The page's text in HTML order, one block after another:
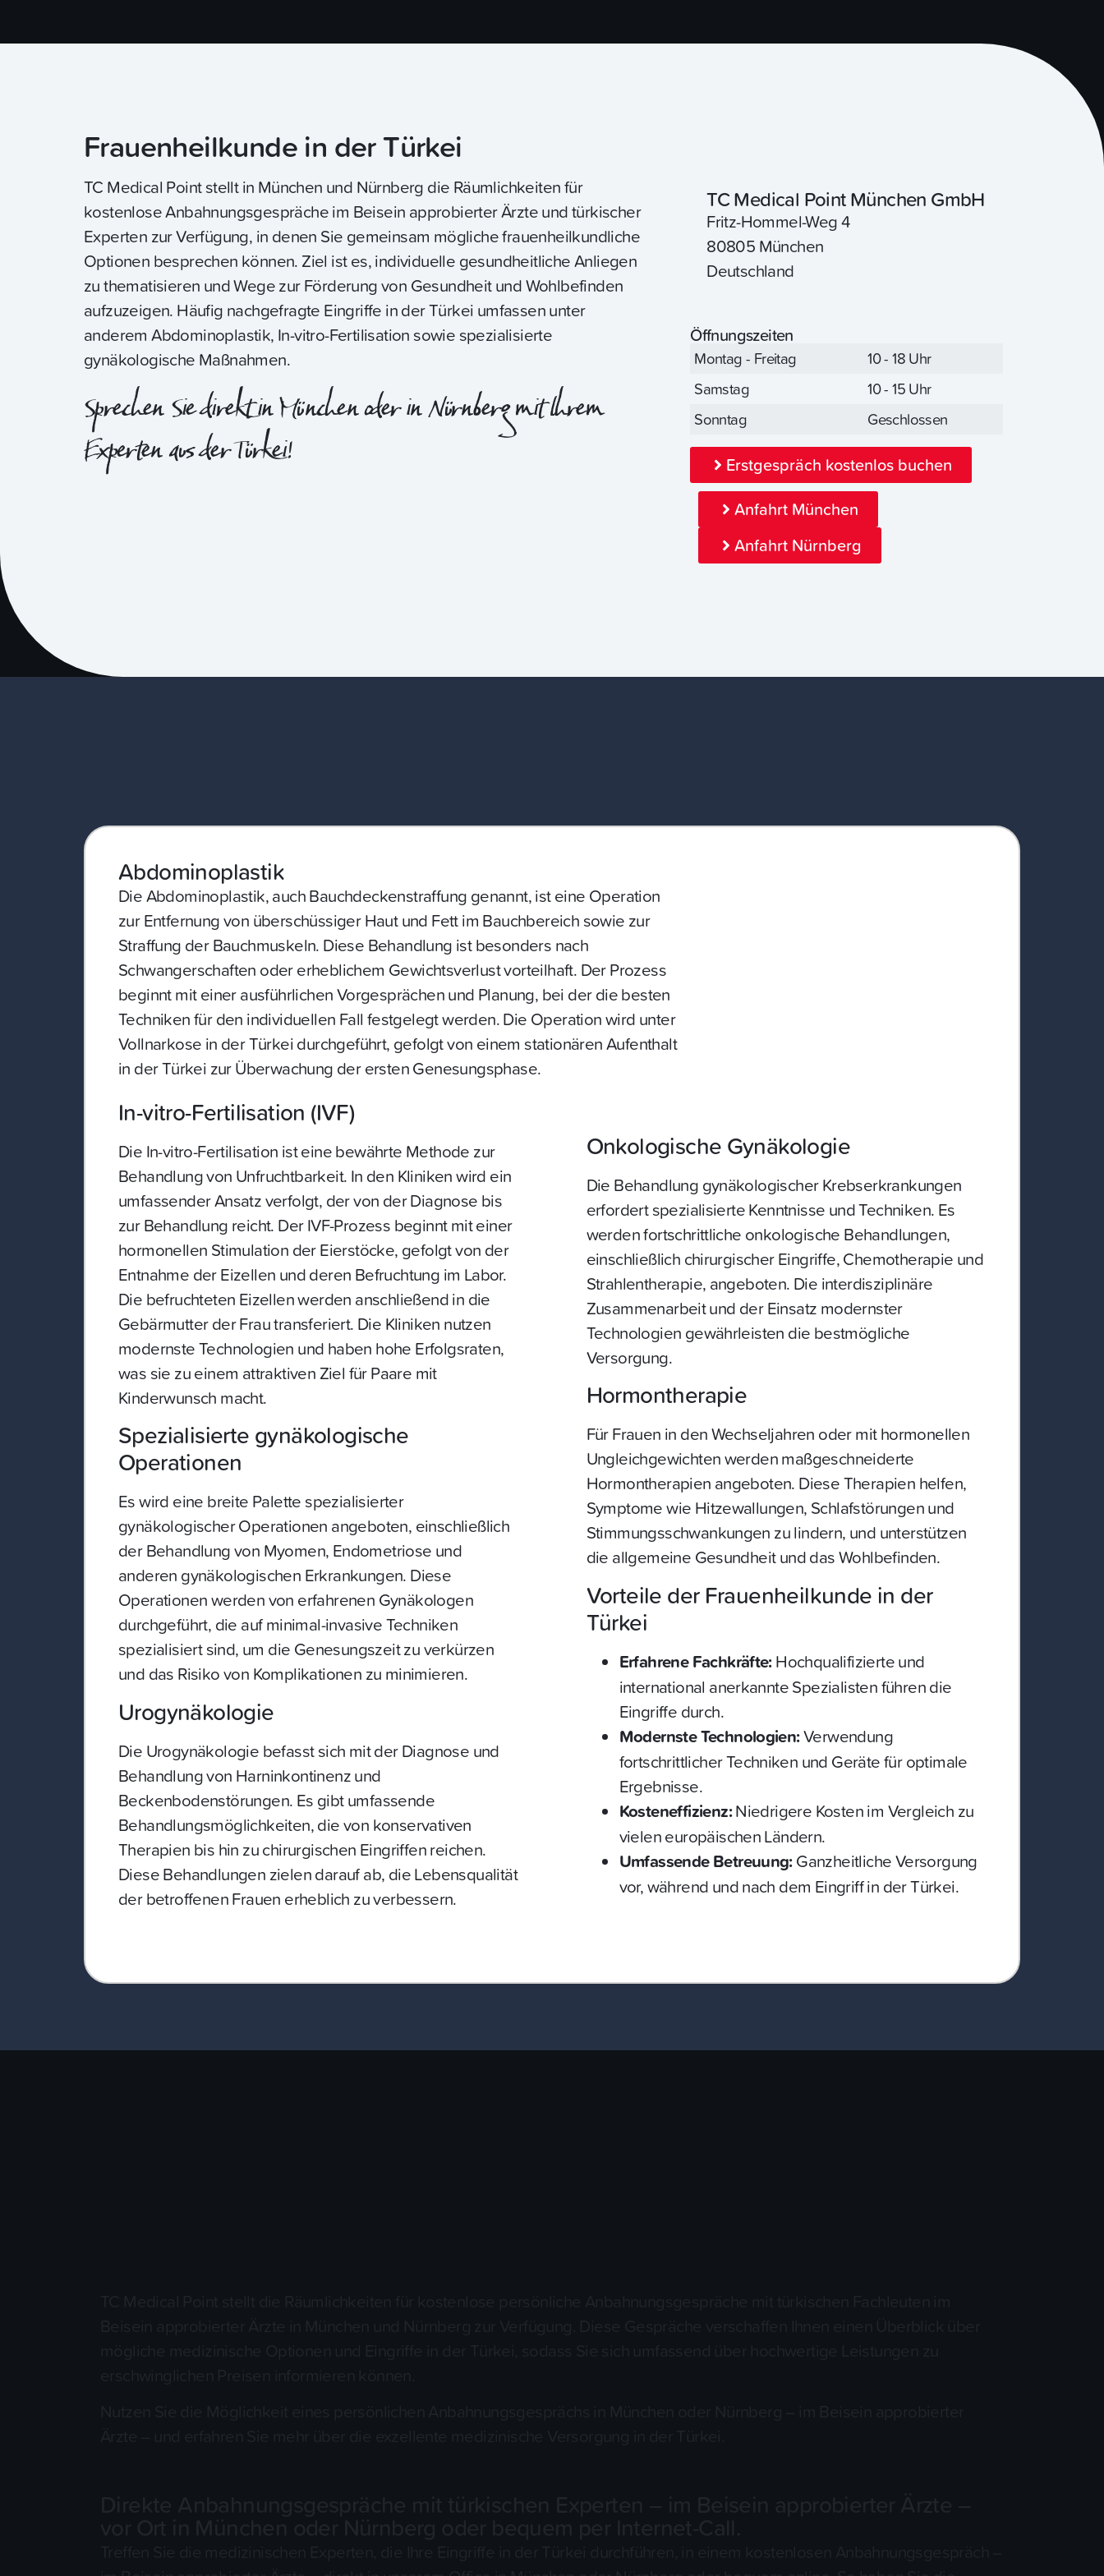
Frauenheilkunde in der Türkei
TC Medical Point stellt in München und Nürnberg die Räumlichkeiten für
kostenlose Anbahnungsgespräche im Beisein approbierter Ärzte und türkischer
Experten zur Verfügung, in denen Sie gemeinsam mögliche frauenheilkundliche
Optionen besprechen können. Ziel ist es, individuelle gesundheitliche Anliegen
zu thematisieren und Wege zur Förderung von Gesundheit und Wohlbefinden
aufzuzeigen. Häufig nachgefragte Eingriffe in der Türkei umfassen unter
anderem Abdominoplastik, In-vitro-Fertilisation sowie spezialisierte
gynäkologische Maßnahmen.
Sprechen Sie direkt in München oder in Nürnberg mit Ihrem
Experten aus der Türkei!
TC Medical Point München GmbH
Fritz-Hommel-Weg 4
80805 München
Deutschland
Öffnungszeiten
Montag - Freitag
10 - 18 Uhr
Samstag
10 - 15 Uhr
Sonntag
Geschlossen
Erstgespräch kostenlos buchen
Anfahrt München
Anfahrt Nürnberg
Abdominoplastik
Die Abdominoplastik, auch Bauchdeckenstraffung genannt, ist eine Operation
zur Entfernung von überschüssiger Haut und Fett im Bauchbereich sowie zur
Straffung der Bauchmuskeln. Diese Behandlung ist besonders nach
Schwangerschaften oder erheblichem Gewichtsverlust vorteilhaft. Der Prozess
beginnt mit einer ausführlichen Vorgesprächen und Planung, bei der die besten
Techniken für den individuellen Fall festgelegt werden. Die Operation wird unter
Vollnarkose in der Türkei durchgeführt, gefolgt von einem stationären Aufenthalt
in der Türkei zur Überwachung der ersten Genesungsphase.
In-vitro-Fertilisation (IVF)
Die In-vitro-Fertilisation ist eine bewährte Methode zur
Behandlung von Unfruchtbarkeit. In den Kliniken wird ein
umfassender Ansatz verfolgt, der von der Diagnose bis
zur Behandlung reicht. Der IVF-Prozess beginnt mit einer
hormonellen Stimulation der Eierstöcke, gefolgt von der
Entnahme der Eizellen und deren Befruchtung im Labor.
Die befruchteten Eizellen werden anschließend in die
Gebärmutter der Frau transferiert. Die Kliniken nutzen
modernste Technologien und haben hohe Erfolgsraten,
was sie zu einem attraktiven Ziel für Paare mit
Kinderwunsch macht.
Spezialisierte gynäkologische
Operationen
Es wird eine breite Palette spezialisierter
gynäkologischer Operationen angeboten, einschließlich
der Behandlung von Myomen, Endometriose und
anderen gynäkologischen Erkrankungen. Diese
Operationen werden von erfahrenen Gynäkologen
durchgeführt, die auf minimal-invasive Techniken
spezialisiert sind, um die Genesungszeit zu verkürzen
und das Risiko von Komplikationen zu minimieren.
Urogynäkologie
Die Urogynäkologie befasst sich mit der Diagnose und
Behandlung von Harninkontinenz und
Beckenbodenstörungen. Es gibt umfassende
Behandlungsmöglichkeiten, die von konservativen
Therapien bis hin zu chirurgischen Eingriffen reichen.
Diese Behandlungen zielen darauf ab, die Lebensqualität
der betroffenen Frauen erheblich zu verbessern.
Onkologische Gynäkologie
Die Behandlung gynäkologischer Krebserkrankungen
erfordert spezialisierte Kenntnisse und Techniken. Es
werden fortschrittliche onkologische Behandlungen,
einschließlich chirurgischer Eingriffe, Chemotherapie und
Strahlentherapie, angeboten. Die interdisziplinäre
Zusammenarbeit und der Einsatz modernster
Technologien gewährleisten die bestmögliche
Versorgung.
Hormontherapie
Für Frauen in den Wechseljahren oder mit hormonellen
Ungleichgewichten werden maßgeschneiderte
Hormontherapien angeboten. Diese Therapien helfen,
Symptome wie Hitzewallungen, Schlafstörungen und
Stimmungsschwankungen zu lindern, und unterstützen
die allgemeine Gesundheit und das Wohlbefinden.
Vorteile der Frauenheilkunde in der
Türkei
Erfahrene Fachkräfte:Hochqualifizierte und
international anerkannte Spezialisten führen die
Eingriffe durch.
Modernste Technologien:Verwendung
fortschrittlicher Techniken und Geräte für optimale
Ergebnisse.
Kosteneffizienz:Niedrigere Kosten im Vergleich zu
vielen europäischen Ländern.
Umfassende Betreuung:Ganzheitliche Versorgung
vor, während und nach dem Eingriff in der Türkei.